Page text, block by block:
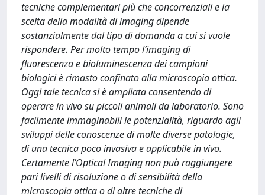
tecniche complementari più che concorrenziali e la
scelta della modalità di imaging dipende
sostanzialmente dal tipo di domanda a cui si vuole
rispondere. Per molto tempo l’imaging di
fluorescenza e bioluminescenza dei campioni
biologici è rimasto confinato alla microscopia ottica.
Oggi tale tecnica si è ampliata consentendo di
operare in vivo su piccoli animali da laboratorio. Sono
facilmente immaginabili le potenzialità, riguardo agli
sviluppi delle conoscenze di molte diverse patologie,
di una tecnica poco invasiva e applicabile in vivo.
Certamente l’Optical Imaging non può raggiungere
pari livelli di risoluzione o di sensibilità della
microscopia ottica o di altre tecniche di